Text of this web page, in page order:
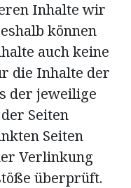
Inhalte wir
können
auch keine
die Inhalte der
der jeweilige
Seiten
Seiten
Verlinkung
überprüft.